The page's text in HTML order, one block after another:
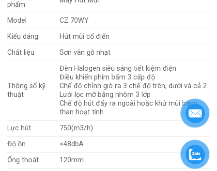
phẩm
Model
CZ 70WY
Kiểu dáng
Hút mùi cổ điển
Chất liệu
Sơn vân gỗ nhạt
Thông số kỹ
thuật
Đèn Halogen siêu sáng tiết kiệm điện
Điều khiển phím bấm 3 cấp độ
Chế độ chỉnh gió ra 3 chế độ trên, dưới và cả 2
Lưới lọc mỡ bằng nhôm 3 lớp
Chế độ hút đẩy ra ngoài hoặc khử mùi bằng
than hoạt tính
Lực hút
750(m3/h)
Độ ồn
<48dbA
Ống thoát
120mm